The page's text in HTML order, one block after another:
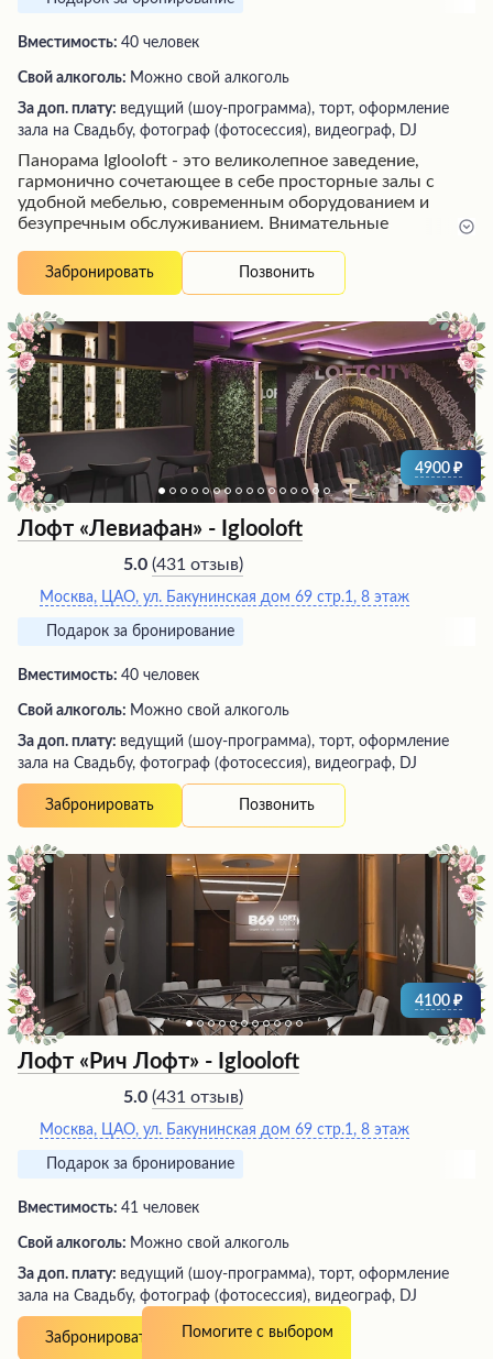
Вместимость: 40 человек
Свой алкоголь: Можно свой алкоголь
За доп. плату: ведущий (шоу-программа), торт, оформление
зала на Свадьбу, фотограф (фотосессия), видеограф, DJ
Панорама Iglooloft - это великолепное заведение,
гармонично сочетающее в себе просторные залы с
удобной мебелью, современным оборудованием и
безупречным обслуживанием. Внимательные
любые просьбы посетителей, но и заранее помогают
продумать все нюансы предстоящего мероприятия.
атмосферу, располагающую к приятному отдыху и
незабываемым впечатлениям. Гости непременно оценят
профессионализм сотрудников, предусмотрительно
позаботившихся о каждой детали вашего торжества.
Забронировать Позвонить
4900
Лофт «Левиафан» - Iglooloft
5.0 (431 отзыв)
Москва, ЦАО, ул. Бакунинская дом 69 стр.1, 8 этаж
Подарок за бронирование
Вместимость: 40 человек
Свой алкоголь: Можно свой алкоголь
За доп. плату: ведущий (шоу-программа), торт, оформление
зала на Свадьбу, фотограф (фотосессия), видеограф, DJ
Забронировать Позвонить
4100
Лофт «Рич Лофт» - Iglooloft
5.0 (431 отзыв)
Москва, ЦАО, ул. Бакунинская дом 69 стр.1, 8 этаж
Подарок за бронирование
Вместимость: 41 человек
Свой алкоголь: Можно свой алкоголь
За доп. плату: ведущий (шоу-программа), торт, оформление
зала на Свадьбу, фотограф (фотосессия), видеограф, DJ
Забронировать Позвонить
Помогите с выбором